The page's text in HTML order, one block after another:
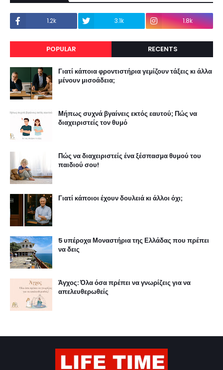
1.2k 3.1k 1.8k
POPULAR RECENTS
Γιατί κάποια φροντιστήρια γεμίζουν τάξεις κι άλλα
μένουν μισοάδεια;
Μήπως συχνά βγαίνεις εκτός εαυτού; Πώς να
διαχειριστείς τον θυμό
Πώς να διαχειριστείς ένα ξέσπασμα θυμού του
παιδιού σου!
Γιατί κάποιοι έχουν δουλειά κι άλλοι όχι;
5 υπέροχα Μοναστήρια της Ελλάδας που πρέπει
να δεις
Άγχος: Όλα όσα πρέπει να γνωρίζεις για να
απελευθερωθείς